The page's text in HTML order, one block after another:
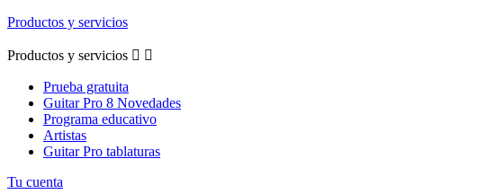
Productos y servicios
Productos y servicios  
Prueba gratuita
Guitar Pro 8 Novedades
Programa educativo
Artistas
Guitar Pro tablaturas
Tu cuenta